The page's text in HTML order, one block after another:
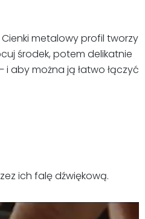
metalowy profil tworzy
środek, potem delikatnie
aby można ją łatwo łączyć
ich falę dźwiękową.